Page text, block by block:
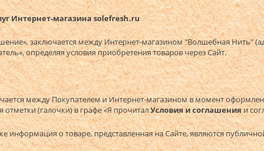
Интернет-магазина solefresh.ru
заключается между Интернет-магазином "Волшебная Нить"
определяя условия приобретения товаров через Сайт.
между Покупателем и Интернет-магазином в момент
(галочки) в графе «Я прочиталУсловия и соглашенияи
информация о товаре, представленная на Сайте, являются